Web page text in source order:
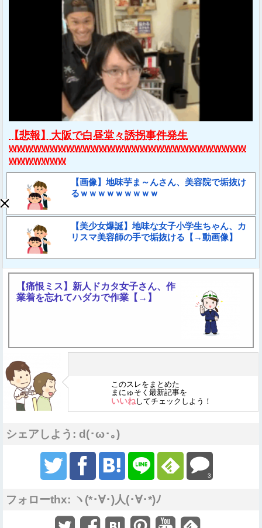
【悲報】大阪で白昼堂々誘拐事件発生
wwwwwwwwwwwwwwwwwwwwwwwwwwwww
wwwwwww
【画像】地味芋ま～んさん、美容院で垢抜け
るｗｗｗｗｗｗｗｗｗ
【美少女爆誕】地味な女子小学生ちゃん、カ
リスマ美容師の手で垢抜ける【→動画像】
【痛恨ミス】新人ドカタ女子さん、作
業着を忘れてハダカで作業【→】
このスレをまとめた
まにゅそく最新記事を
いいねしてチェックしよう！
シェアしよう: d(･ω･｡)
3
フォローthx: ヽ(*･∀･)人(･∀･*)ﾉ
Sponsored Link